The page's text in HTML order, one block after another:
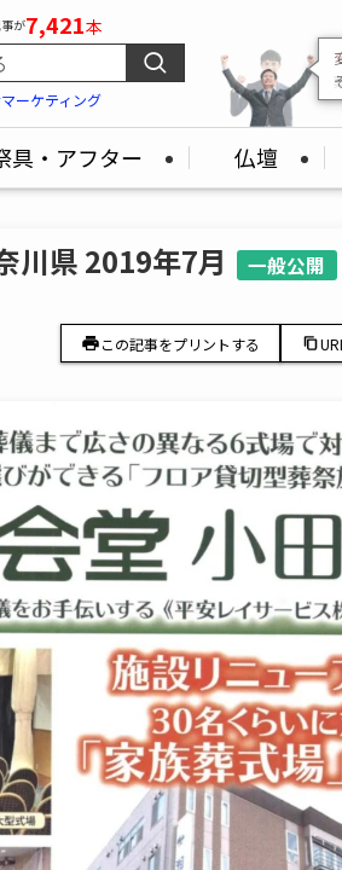
が7,421本
ーケティング
具・アフター 仏壇
川県 2019年7月 一般公開
この記事をプリントする